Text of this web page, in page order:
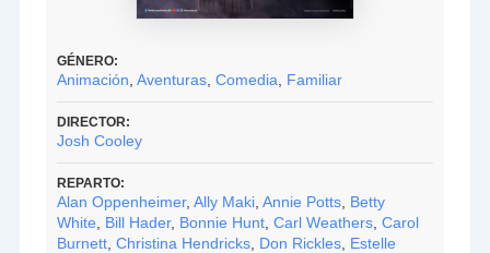
GÉNERO:
Animación ,Aventuras ,Comedia Familiar
DIRECTOR:
Josh Cooley
REPARTO:
Alan Oppenheimer,Ally Maki ,Annie Potts Betty
White
Bill Hader, Bonnie Hunt ,Carl Weathers ,Carol
Burnett ,Christina Hendricks Don Rickles Estelle